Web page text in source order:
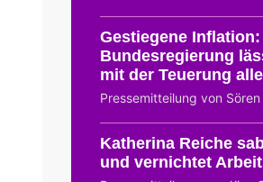
Gestiegene Inflation:
Bundesregierung
mit der Teuerung
Pressemitteilung von
Katherina Reiche
und vernichtet